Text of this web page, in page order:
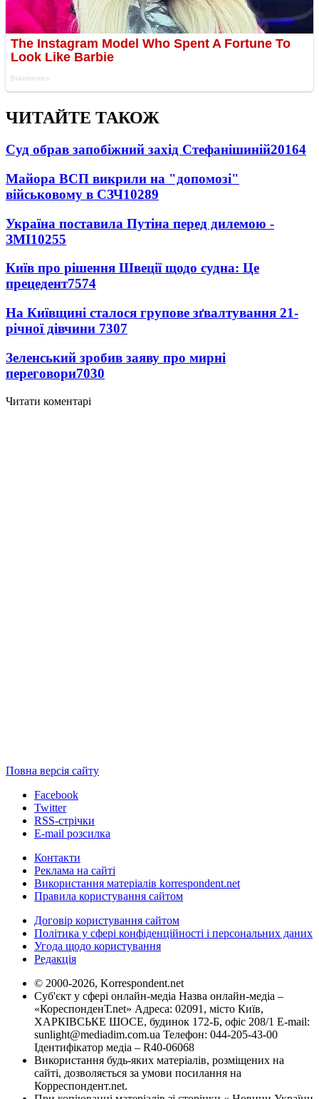
ЧИТАЙТЕ ТАКОЖ
Суд обрав запобіжний захід Стефанішиній20164
Майора ВСП викрили на "допомозі"
військовому в СЗЧ10289
Україна поставила Путіна перед дилемою -
ЗМІ10255
Київ про рішення Швеції щодо судна: Це
прецедент7574
На Київщині сталося групове зґвалтування 21-
річної дівчини 7307
Зеленський зробив заяву про мирні
переговори7030
Читати коментарі
Повна версія сайту
Facebook
Twitter
RSS-стрічки
E-mail розсилка
Контакти
Реклама на сайті
Використання матеріалів korrespondent.net
Правила користування сайтом
Договір користування сайтом
Політика у сфері конфіденційності і персональних даних
Угода щодо користування
Редакція
© 2000-2026, Korrespondent.net
Суб'єкт у сфері онлайн-медіа Назва онлайн-медіа –
«КореспонденТ.net» Адреса: 02091, місто Київ,
ХАРКІВСЬКЕ ШОСЕ, будинок 172-Б, офіс 208/1 E-mail:
sunlight@mediadim.com.ua Телефон: 044-205-43-00
Ідентифікатор медіа – R40-06068
Використання будь-яких матеріалів, розміщених на
сайті, дозволяється за умови посилання на
Корреспондент.net.